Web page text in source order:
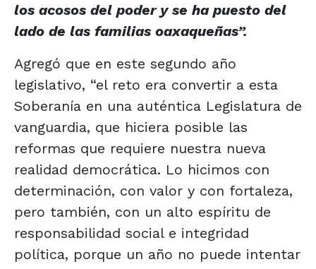
los acosos del poder y se ha puesto del
lado de las familias oaxaqueñas”.
Agregó que en este segundo año
legislativo, “el reto era convertir a esta
Soberanía en una auténtica Legislatura de
vanguardia, que hiciera posible las
reformas que requiere nuestra nueva
realidad democrática. Lo hicimos con
determinación, con valor y con fortaleza,
pero también, con un alto espíritu de
responsabilidad social e integridad
política, porque un año no puede intentar